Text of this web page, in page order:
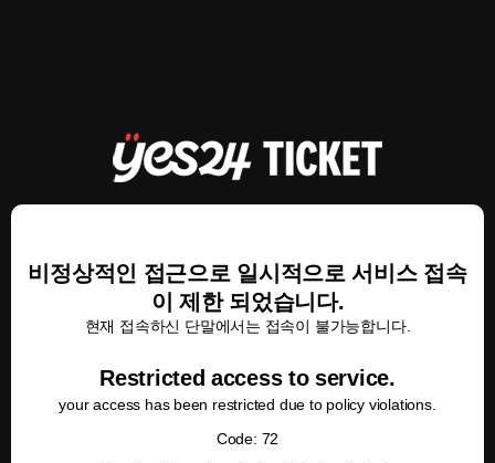
비정상적인 접근으로 일시적으로 서비스 접속
이 제한 되었습니다.
현재 접속하신 단말에서는 접속이 불가능합니다.
Restricted access to service.
your access has been restricted due to policy violations.
Code: 72